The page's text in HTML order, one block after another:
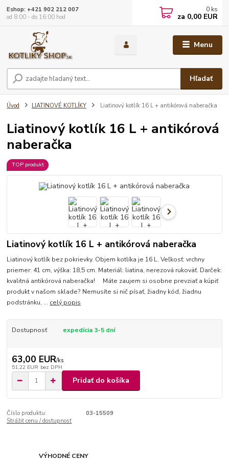
Menu
Hľadať
Eshop: +421 902 212 007
od 8:00 - do 16:00 hod
0 ks
za 0,00 EUR
Úvod LIATINOVÉ KOTLÍKY Liatinový kotlík 16 L + antikórová naberačka
Liatinový kotlík 16 L + antikórová
naberačka
TOP produkt
Liatinový kotlík 16 L + antikórová naberačka
Liatinový kotlík bez pokrievky. Objem kotlíka je 16 L. Veľkosť: vrchny
priemer: 41 cm, výška: 18,5 cm. Materiál: liatina, nerezová rukoväť. Darček:
kvalitná antikórová naberačka! Máte zaujem si osobne prevziať a kúpiť
produkt v našom sklade? Nemusíte si nič písať, žiadny kód, žiadnu
podstránku, ... celý popis
Dostupnosť expedícia 3-5 dní
63,00 EUR/ks
51,22 EUR bez DPH
Pridať do košíka
Číslo produktu:
03-15509
Strážiť cenu / dostupnosť
VÝHODNÉ CENY